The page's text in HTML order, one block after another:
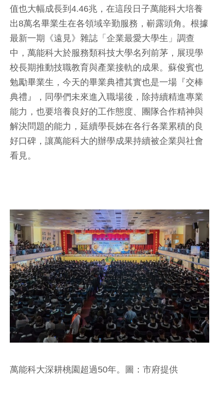
值也大幅成長到4.46兆，在這段日子萬能科大培養
出8萬名畢業生在各領域辛勤服務，嶄露頭角。根據
最新一期《遠見》雜誌「企業最愛大學生」調查
中，萬能科大於服務類科技大學名列前茅，展現學
校長期推動技職教育與產業接軌的成果。蘇俊賓也
勉勵畢業生，今天的畢業典禮其實也是一場『交棒
典禮』，同學們未來進入職場後，除持續精進專業
能力，也要培養良好的工作態度、團隊合作精神與
解決問題的能力，延續學長姊在各行各業累積的良
好口碑，讓萬能科大的辦學成果持續被企業與社會
看見。
萬能科大深耕桃園超過50年。圖：市府提供